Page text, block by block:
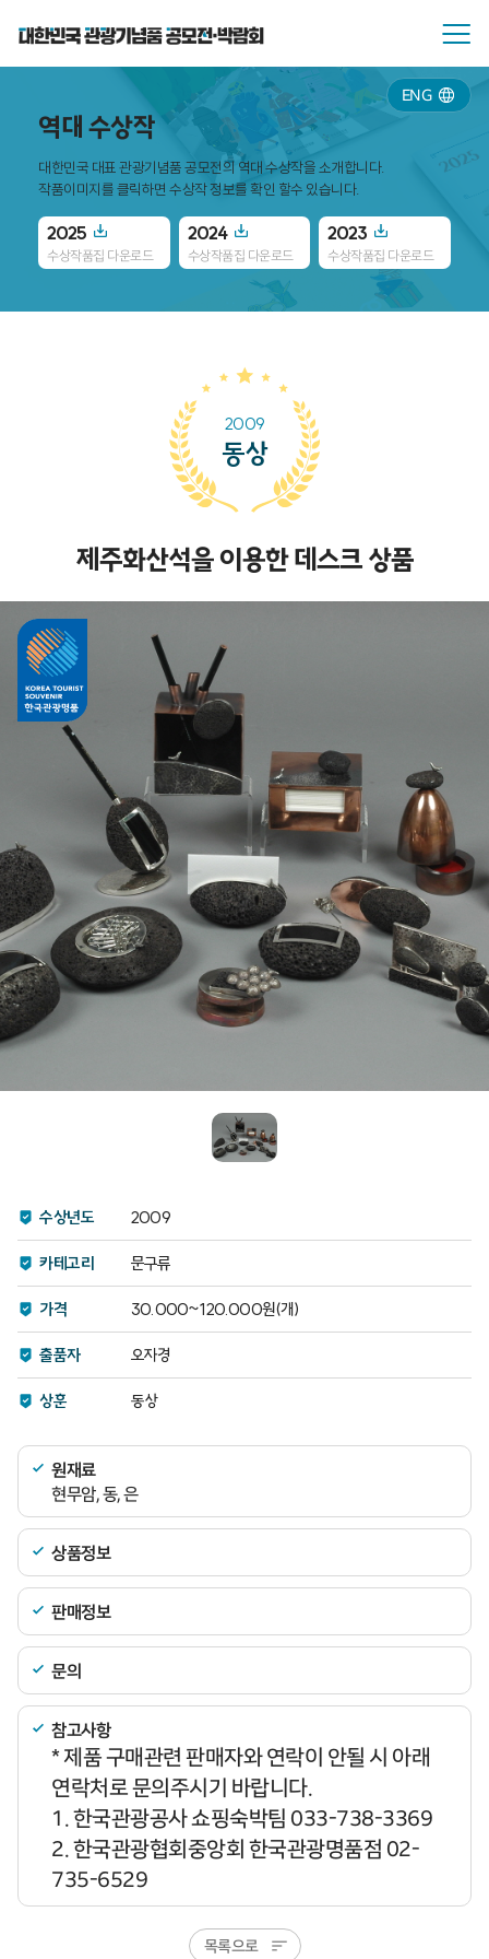
역대 수상작
대한민국 대표 관광기념품 공모전의 역대 수상작을 소개합니다.
작품이미지를 클릭하면 수상작 정보를 확인 할수 있습니다.
2025
수상작품집 다운로드
2024
수상작품집 다운로드
2023
수상작품집 다운로드
ENG
2009
동상
제주화산석을 이용한 데스크 상품
수상년도 2009
카테고리 문구류
가격 30.000~120.000원(개)
출품자 오자경
상훈 동상
원재료
현무암, 동, 은
상품정보
판매정보
문의
참고사항
* 제품 구매관련 판매자와 연락이 안될 시 아래
연락처로 문의주시기 바랍니다.
1. 한국관광공사 쇼핑숙박팀 033-738-3369
2. 한국관광협회중앙회 한국관광명품점 02-
735-6529
목록으로